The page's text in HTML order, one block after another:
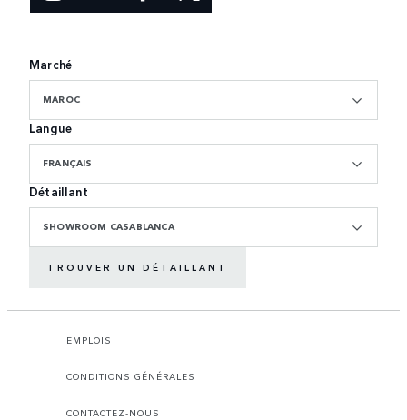
Marché
MAROC
Langue
FRANÇAIS
Détaillant
SHOWROOM CASABLANCA
TROUVER UN DÉTAILLANT
EMPLOIS
CONDITIONS GÉNÉRALES
CONTACTEZ-NOUS